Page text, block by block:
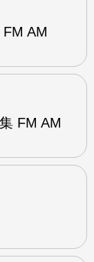
AM
FM AM